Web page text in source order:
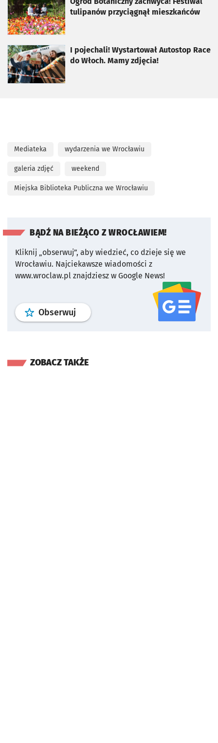
tulipanów przyciągnął mieszkańców
I pojechali! Wystartował Autostop Race
do Włoch. Mamy zdjęcia!
otworzy się w nowej karcie
Mediateka wydarzenia we Wrocławiu
galeria zdjęć weekend
Miejska Biblioteka Publiczna we Wrocławiu
BĄDŹ NA BIEŻĄCO Z WROCŁAWIEM!
Kliknij „obserwuj”, aby wiedzieć, co dzieje się we
Wrocławiu. Najciekawsze wiadomości z
www.wroclaw.pl znajdziesz w Google News!
Obserwuj profil serwisu
ZOBACZ TAKŻE